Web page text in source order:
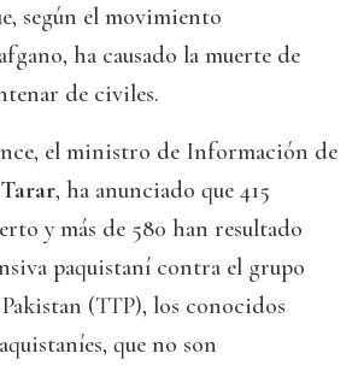
según el movimiento
ha causado la muerte de
de civiles.
el ministro de Información de
, ha anunciado que 415
y más de 580 han resultado
paquistaní contra el grupo
(TTP), los conocidos
que no son